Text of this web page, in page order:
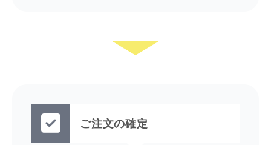
ご注文の確定